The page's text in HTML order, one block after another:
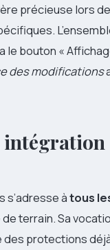
précieuse lors
bouton «
des modifications
s’adresse àtous
terrain. Sa
des protections